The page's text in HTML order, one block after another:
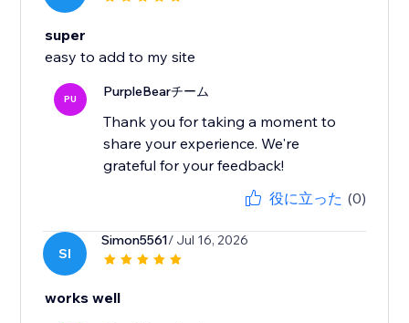
super
easy to add to my site
PU PurpleBearチーム
Thank you for taking a moment to
share your experience. We're
grateful for your feedback!
役に立った (0)
SI
Simon5561/ Jul 16, 2026
works well